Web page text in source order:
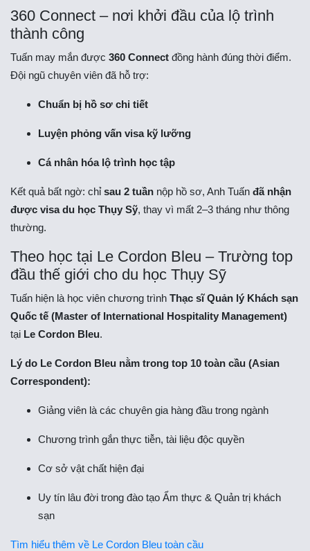
360 Connect – nơi khởi đầu của lộ trình
thành công
Tuấn may mắn được 360 Connect đồng hành đúng thời điểm.
Đội ngũ chuyên viên đã hỗ trợ:
Chuẩn bị hồ sơ chi tiết
Luyện phỏng vấn visa kỹ lưỡng
Cá nhân hóa lộ trình học tập
Kết quả bất ngờ: chỉsau 2 tuần nộp hồ sơ, Anh Tuấn đã nhận
được visa du học Thụy Sỹ, thay vì mất 2–3 tháng như thông
thường.
Theo học tại Le Cordon Bleu – Trường top
đầu thế giới cho du học Thụy Sỹ
Tuấn hiện là học viên chương trình Thạc sĩ Quản lý Khách sạn
Quốc tế (Master of International Hospitality Management)
tại Le Cordon Bleu.
Lý do Le Cordon Bleu nằm trong top 10 toàn cầu (Asian
Correspondent):
Giảng viên là các chuyên gia hàng đầu trong ngành
Chương trình gắn thực tiễn, tài liệu độc quyền
Cơ sở vật chất hiện đại
Uy tín lâu đời trong đào tạo Ẩm thực & Quản trị khách
sạn
Tìm hiểu thêm về Le Cordon Bleu toàn cầu